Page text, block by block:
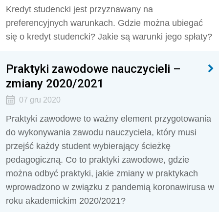
Kredyt studencki jest przyznawany na
preferencyjnych warunkach. Gdzie można ubiegać
się o kredyt studencki? Jakie są warunki jego spłaty?
Praktyki zawodowe nauczycieli –
zmiany 2020/2021
07 gru 2020
Praktyki zawodowe to ważny element przygotowania
do wykonywania zawodu nauczyciela, który musi
przejść każdy student wybierający ścieżkę
pedagogiczną. Co to praktyki zawodowe, gdzie
można odbyć praktyki, jakie zmiany w praktykach
wprowadzono w związku z pandemią koronawirusa w
roku akademickim 2020/2021?